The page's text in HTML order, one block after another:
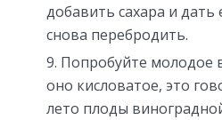
добавить сахара и
снова перебродить.
Попробуйте молодое
оно кисловатое, это
лето плоды